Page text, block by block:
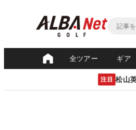
全ツアー ギア
注目 松山